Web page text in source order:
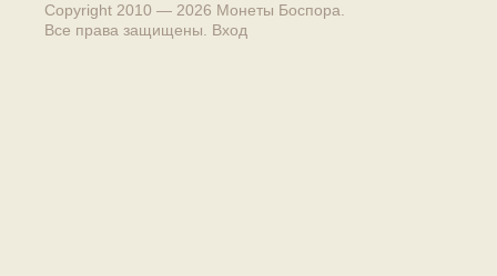
Copyright 2010 — 2026 Монеты Боспора
Все права защищены. Вход